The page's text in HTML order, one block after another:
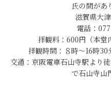
氏の間があ
滋賀県大
電話：
拝観料：600円（本
拝観時間：８時～16時
交通：京阪電車石山寺駅より
で石山寺山